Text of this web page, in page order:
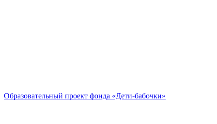
Образовательный проект фонда «Дети-бабочки»